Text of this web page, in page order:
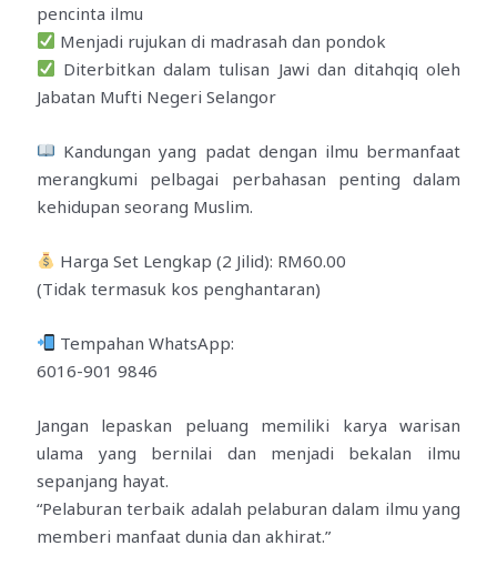
pencinta ilmu
Menjadi rujukan di madrasah dan pondok
Diterbitkan dalam tulisan Jawi dan ditahqiq oleh
Jabatan Mufti Negeri Selangor
Kandungan yang padat dengan ilmu bermanfaat
merangkumi pelbagai perbahasan penting dalam
kehidupan seorang Muslim.
Harga Set Lengkap (2 Jilid): RM60.00
(Tidak termasuk kos penghantaran)
Tempahan WhatsApp:
6016-901 9846
Jangan lepaskan peluang memiliki karya warisan
ulama yang bernilai dan menjadi bekalan ilmu
sepanjang hayat.
“Pelaburan terbaik adalah pelaburan dalam ilmu yang
memberi manfaat dunia dan akhirat.”